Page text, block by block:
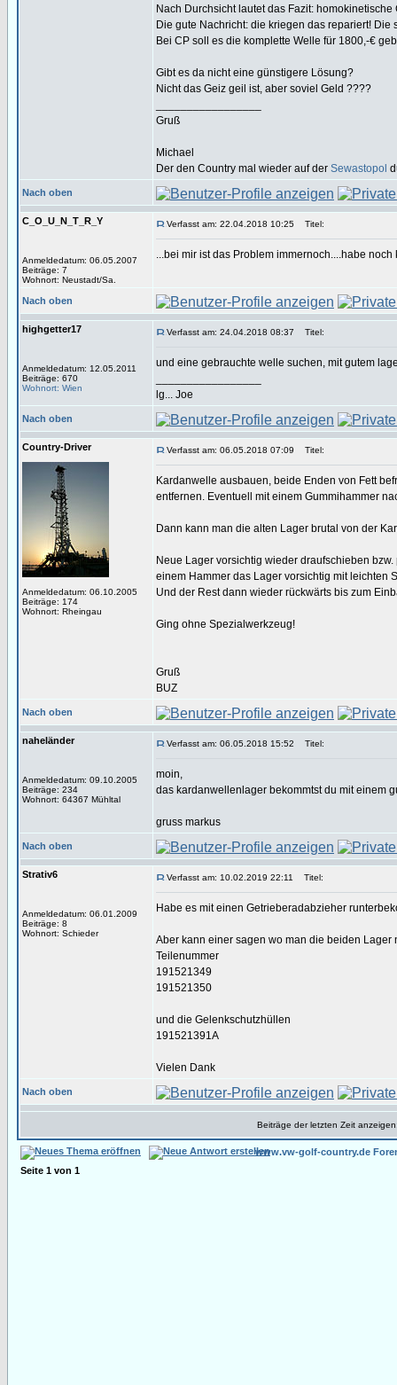
Nach Durchsicht lautet das Fazit:
Die gute Nachricht: die kriegen das repariert! Die
Bei CP soll es die komplette Welle für 1800,-€
Gibt es da nicht eine günstigere Lösung?
Nicht das Geiz geil ist, aber soviel Geld ????
Gruß
Michael
Der den Country mal wieder auf der Sewastopol
Nach oben
C_O_U_N_T_R_Y
Anmeldedatum: 06.05.2007
Beiträge: 7
Wohnort: Neustadt/Sa.
Verfasst am: 22.04.2018 10:25 Titel:
...bei mir ist das Problem immernoch....habe
Nach oben
highgetter17
Anmeldedatum: 12.05.2011
Beiträge: 670
Wohnort: Wien
Verfasst am: 24.04.2018 08:37 Titel:
und eine gebrauchte welle suchen, mit gutem
lg... Joe
Nach oben
Country-Driver
Anmeldedatum: 06.10.2005
Beiträge: 174
Wohnort: Rheingau
Verfasst am: 06.05.2018 07:09 Titel:
Kardanwelle ausbauen, beide Enden von Fett
entfernen. Eventuell mit einem Gummihammer
Dann kann man die alten Lager brutal von der
Neue Lager vorsichtig wieder draufschieben
einem Hammer das Lager vorsichtig mit leichten
Und der Rest dann wieder rückwärts bis zum
Ging ohne Spezialwerkzeug!
Gruß
BUZ
Nach oben
naheländer
Anmeldedatum: 09.10.2005
Beiträge: 234
Wohnort: 64367 Mühltal
Verfasst am: 06.05.2018 15:52 Titel:
moin,
das kardanwellenlager bekommtst du mit einem
gruss markus
Nach oben
Strativ6
Anmeldedatum: 06.01.2009
Beiträge: 8
Wohnort: Schieder
Verfasst am: 10.02.2019 22:11 Titel:
Habe es mit einen Getrieberadabzieher
Aber kann einer sagen wo man die beiden Lager
Teilenummer
191521349
191521350
und die Gelenkschutzhüllen
191521391A
Vielen Dank
Nach oben
Beiträge der letzten Zeit
www.vw-golf-country.de
Seite 1 von 1